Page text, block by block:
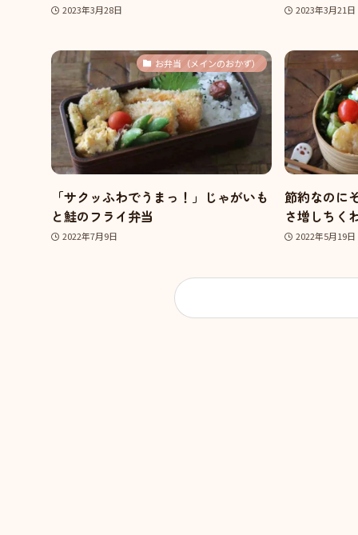
2023年3月28日 2023年3月21日
お弁当（メインのおかず）
「サクッふわでうまっ！」じゃがいも
と鮭のフライ弁当
2022年7月9日
節約なのに
さ増しちく
2022年5月19日